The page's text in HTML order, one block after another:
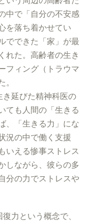
中で「自分の不安感
を落ち着かせてい
でできた「家」が最
れた。高齢者の生き
フィング（トラウマ
延びた精神科医の
ても人間の「生きる
、「生きる力」にな
況の中で働く支援
いえる惨事ストレス
しながら、彼らの多
分の力でストレスや
力という概念で、